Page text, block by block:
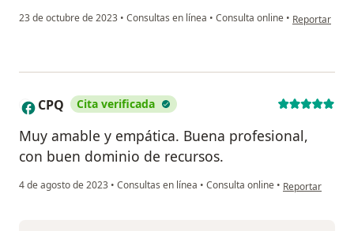
23 de octubre de 2023 • Consultas en línea • Consulta online • en opinión
Reportar
C CPQ Cita verificada
Muy amable y empática. Buena profesional,
con buen dominio de recursos.
4 de agosto de 2023 • Consultas en línea • Consulta online • en opinión del
Reportar